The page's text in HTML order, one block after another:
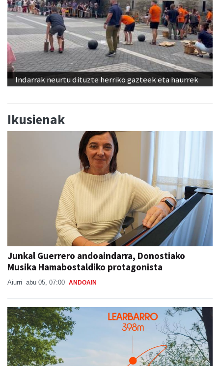
Indarrak neurtu dituzte herriko gazteek eta haurrek
Ikusienak
Junkal Guerrero andoaindarra, Donostiako
Musika Hamabostaldiko protagonista
Aiurri abu 05, 07:00 ANDOAIN